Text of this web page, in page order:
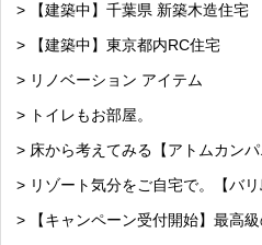
> 【建築中】千葉県 新築木造住宅
> 【建築中】東京都内RC住宅
> リノベーション アイテム
> トイレもお部屋。
> 床から考えてみる【アトムカンパ
> リゾート気分をご自宅で。【バリ
> 【キャンペーン受付開始】最高